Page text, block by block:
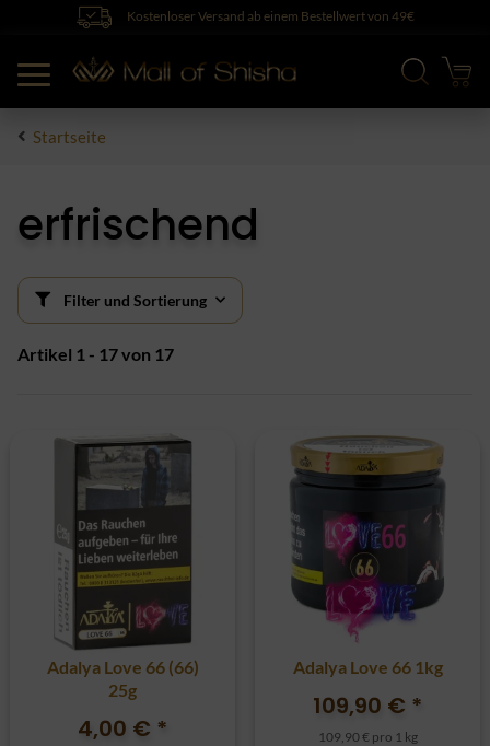
Kostenloser Versand ab einem Bestellwert von 49€
Startseite
erfrischend
Filter und Sortierung
Artikel 1 - 17 von 17
Adalya Love 66 (66)
25g
4,00 € *
Adalya Love 66 1kg
109,90 € *
109,90 € pro 1 kg